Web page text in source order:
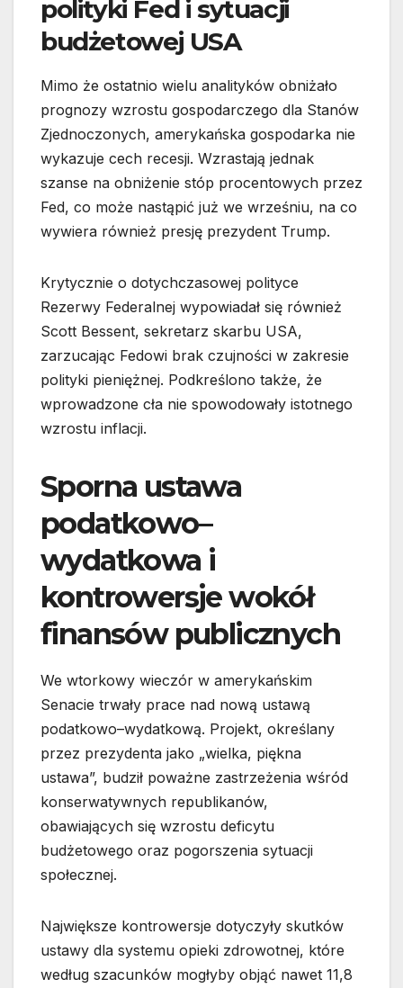
polityki Fed i sytuacji
budżetowej USA
Mimo że ostatnio wielu analityków obniżało
prognozy wzrostu gospodarczego dla Stanów
Zjednoczonych, amerykańska gospodarka nie
wykazuje cech recesji. Wzrastają jednak
szanse na obniżenie stóp procentowych przez
Fed, co może nastąpić już we wrześniu, na co
wywiera również presję prezydent Trump.
Krytycznie o dotychczasowej polityce
Rezerwy Federalnej wypowiadał się również
Scott Bessent, sekretarz skarbu USA,
zarzucając Fedowi brak czujności w zakresie
polityki pieniężnej. Podkreślono także, że
wprowadzone cła nie spowodowały istotnego
wzrostu inflacji.
Sporna ustawa
podatkowo–
wydatkowa i
kontrowersje wokół
finansów publicznych
We wtorkowy wieczór w amerykańskim
Senacie trwały prace nad nową ustawą
podatkowo–wydatkową. Projekt, określany
przez prezydenta jako „wielka, piękna
ustawa”, budził poważne zastrzeżenia wśród
konserwatywnych republikanów,
obawiających się wzrostu deficytu
budżetowego oraz pogorszenia sytuacji
społecznej.
Największe kontrowersje dotyczyły skutków
ustawy dla systemu opieki zdrowotnej, które
według szacunków mogłyby objąć nawet 11,8